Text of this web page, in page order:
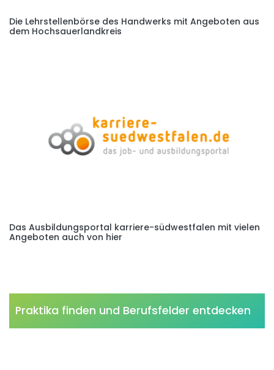
Die Lehrstellenbörse des Handwerks mit Angeboten aus
dem Hochsauerlandkreis
Das Ausbildungsportal karriere-südwestfalen mit vielen
Angeboten auch von hier
Praktika finden und Berufsfelder entdecken